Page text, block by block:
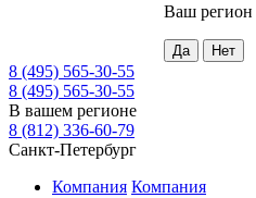
Ваш регион
8 (495) 565-30-55
8 (495) 565-30-55
В вашем регионе
8 (812) 336-60-79
Санкт-Петербург
Компания Компания